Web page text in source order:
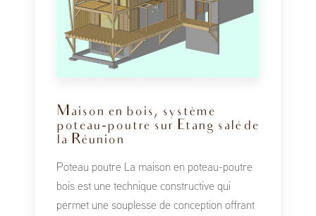
Maison en bois, système
poteau-poutre sur Etang salé de
la Réunion
Poteau poutre La maison en poteau-poutre
bois est une technique constructive qui
permet une souplesse de conception offrant